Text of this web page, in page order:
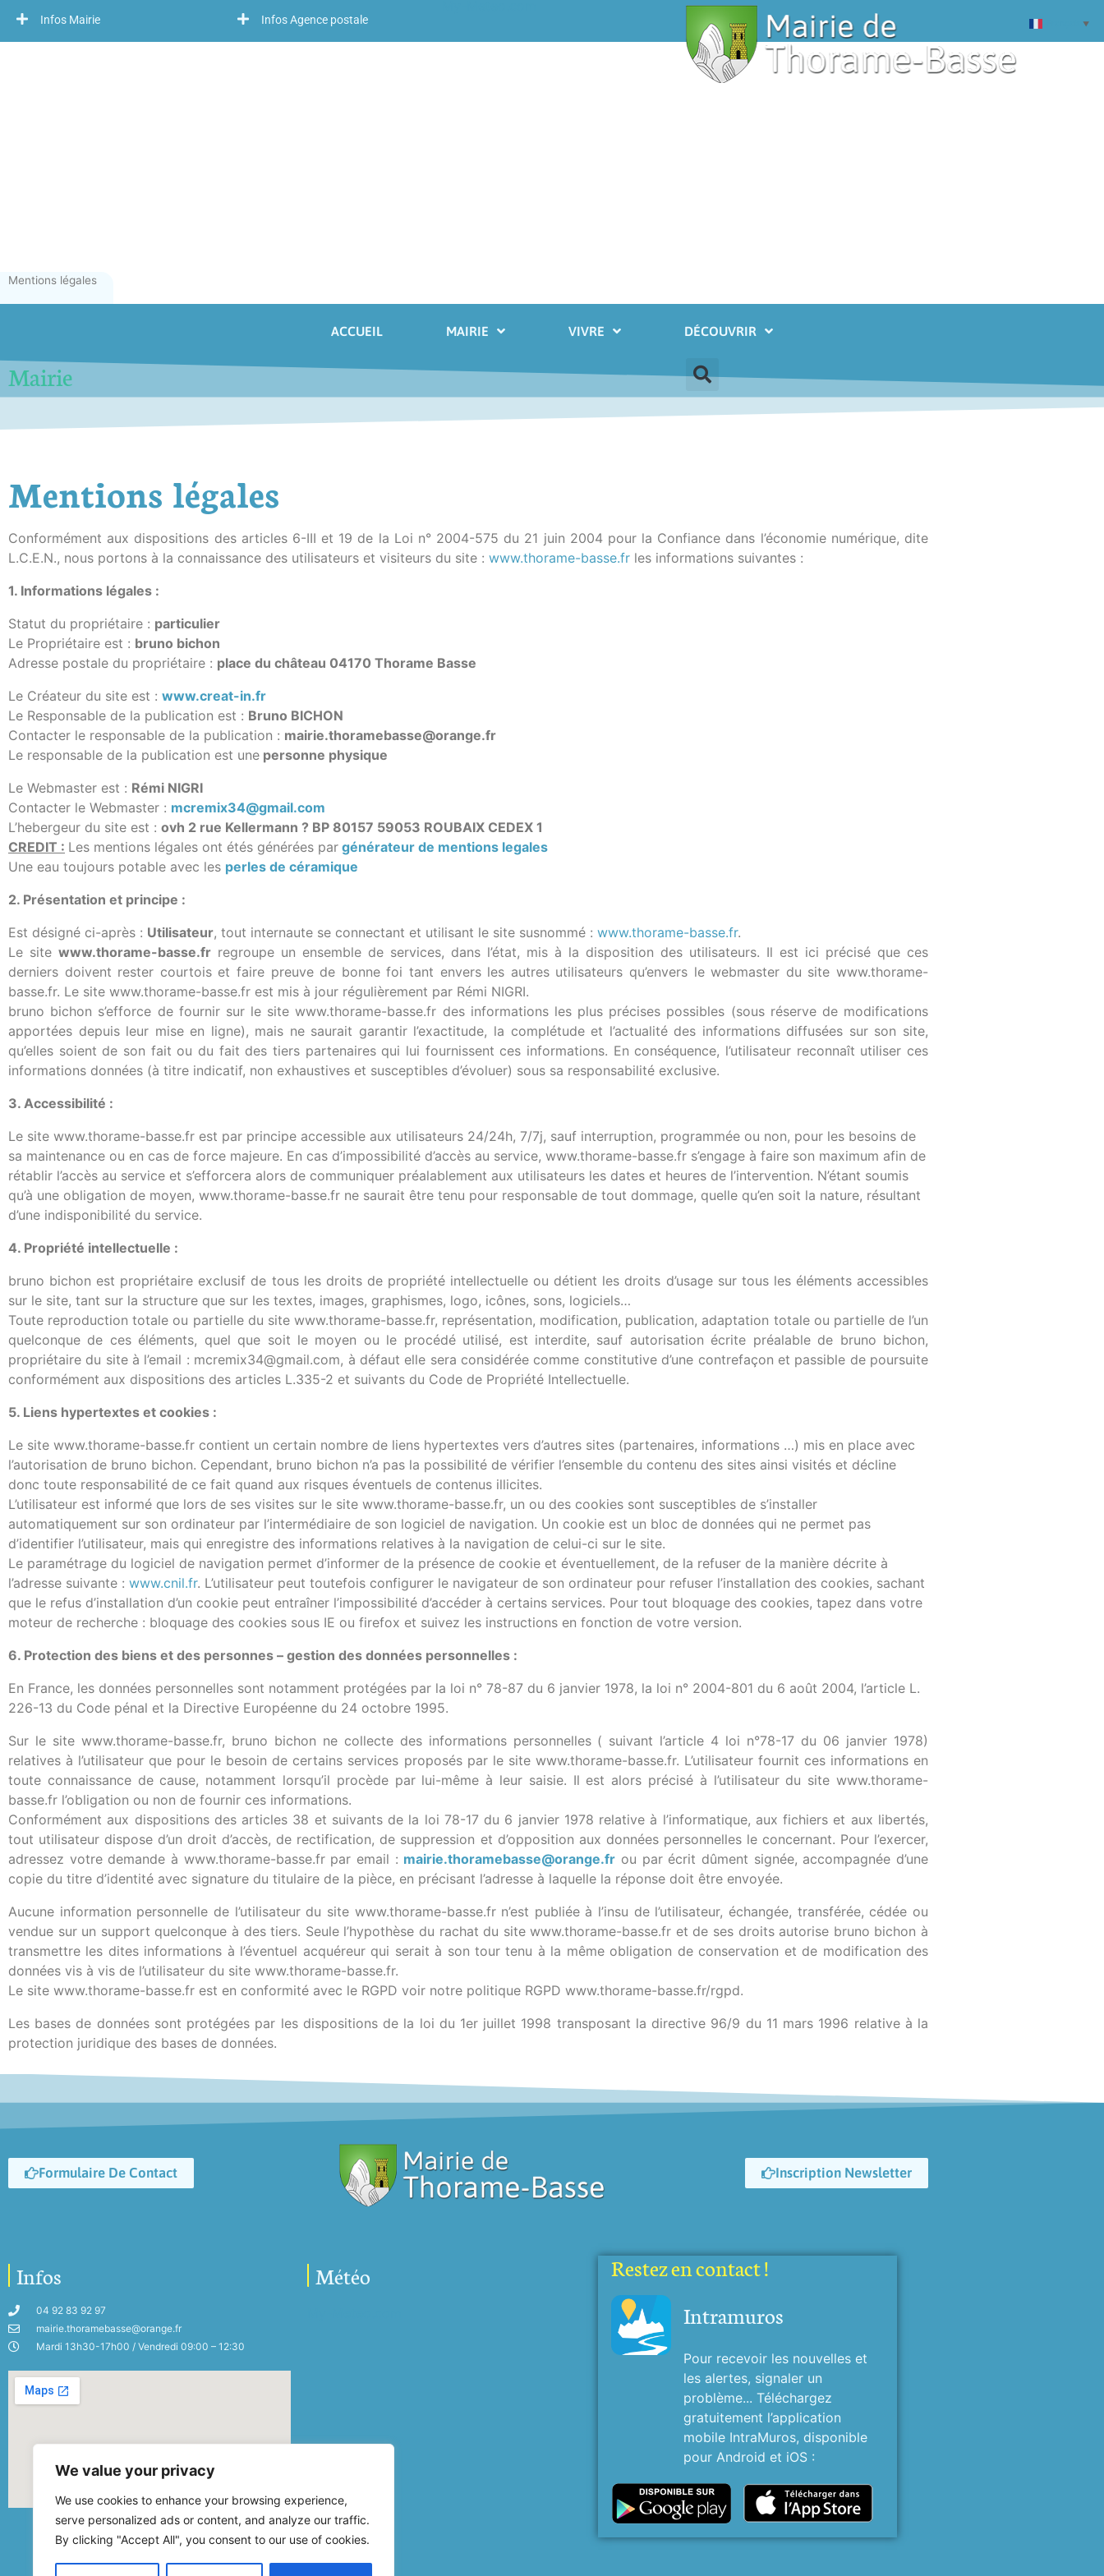
We value your privacy
We use cookies to enhance your browsing experience,
serve personalized ads or content, and analyze our traffic.
By clicking "Accept All", you consent to our use of cookies.
Infos Mairie Infos Agence postale
Mentions légales
ACCUEIL MAIRIE VIVRE DÉCOUVRIR
Mairie
Mentions légales
Conformément aux dispositions des articles 6-III et 19 de la Loi n° 2004-575 du 21 juin 2004 pour la Confiance dans l’économie numérique, dite
L.C.E.N., nous portons à la connaissance des utilisateurs et visiteurs du site : www.thorame-basse.fr les informations suivantes :
1. Informations légales :
Statut du propriétaire : particulier
Le Propriétaire est : bruno bichon
Adresse postale du propriétaire : place du château 04170 Thorame Basse
Le Créateur du site est : www.creat-in.fr
Le Responsable de la publication est : Bruno BICHON
Contacter le responsable de la publication : mairie.thoramebasse@orange.fr
Le responsable de la publication est une personne physique
Le Webmaster est : Rémi NIGRI
Contacter le Webmaster : mcremix34@gmail.com
L’hebergeur du site est : ovh 2 rue Kellermann ? BP 80157 59053 ROUBAIX CEDEX 1
CREDIT : Les mentions légales ont étés générées par générateur de mentions legales
Une eau toujours potable avec les perles de céramique
2. Présentation et principe :
Est désigné ci-après : Utilisateur, tout internaute se connectant et utilisant le site susnommé : www.thorame-basse.fr.
Le site www.thorame-basse.fr regroupe un ensemble de services, dans l’état, mis à la disposition des utilisateurs. Il est ici précisé que ces
derniers doivent rester courtois et faire preuve de bonne foi tant envers les autres utilisateurs qu’envers le webmaster du site www.thorame-
basse.fr. Le site www.thorame-basse.fr est mis à jour régulièrement par Rémi NIGRI.
bruno bichon s’efforce de fournir sur le site www.thorame-basse.fr des informations les plus précises possibles (sous réserve de modifications
apportées depuis leur mise en ligne), mais ne saurait garantir l’exactitude, la complétude et l’actualité des informations diffusées sur son site,
qu’elles soient de son fait ou du fait des tiers partenaires qui lui fournissent ces informations. En conséquence, l’utilisateur reconnaît utiliser ces
informations données (à titre indicatif, non exhaustives et susceptibles d’évoluer) sous sa responsabilité exclusive.
3. Accessibilité :
Le site www.thorame-basse.fr est par principe accessible aux utilisateurs 24/24h, 7/7j, sauf interruption, programmée ou non, pour les besoins de
sa maintenance ou en cas de force majeure. En cas d’impossibilité d’accès au service, www.thorame-basse.fr s’engage à faire son maximum afin de
rétablir l’accès au service et s’efforcera alors de communiquer préalablement aux utilisateurs les dates et heures de l’intervention. N’étant soumis
qu’à une obligation de moyen, www.thorame-basse.fr ne saurait être tenu pour responsable de tout dommage, quelle qu’en soit la nature, résultant
d’une indisponibilité du service.
4. Propriété intellectuelle :
bruno bichon est propriétaire exclusif de tous les droits de propriété intellectuelle ou détient les droits d’usage sur tous les éléments accessibles
sur le site, tant sur la structure que sur les textes, images, graphismes, logo, icônes, sons, logiciels…
Toute reproduction totale ou partielle du site www.thorame-basse.fr, représentation, modification, publication, adaptation totale ou partielle de l’un
quelconque de ces éléments, quel que soit le moyen ou le procédé utilisé, est interdite, sauf autorisation écrite préalable de bruno bichon,
propriétaire du site à l’email : mcremix34@gmail.com, à défaut elle sera considérée comme constitutive d’une contrefaçon et passible de poursuite
conformément aux dispositions des articles L.335-2 et suivants du Code de Propriété Intellectuelle.
5. Liens hypertextes et cookies :
Le site www.thorame-basse.fr contient un certain nombre de liens hypertextes vers d’autres sites (partenaires, informations …) mis en place avec
l’autorisation de bruno bichon. Cependant, bruno bichon n’a pas la possibilité de vérifier l’ensemble du contenu des sites ainsi visités et décline
donc toute responsabilité de ce fait quand aux risques éventuels de contenus illicites.
L’utilisateur est informé que lors de ses visites sur le site www.thorame-basse.fr, un ou des cookies sont susceptibles de s’installer
automatiquement sur son ordinateur par l’intermédiaire de son logiciel de navigation. Un cookie est un bloc de données qui ne permet pas
d’identifier l’utilisateur, mais qui enregistre des informations relatives à la navigation de celui-ci sur le site.
Le paramétrage du logiciel de navigation permet d’informer de la présence de cookie et éventuellement, de la refuser de la manière décrite à
l’adresse suivante : www.cnil.fr. L’utilisateur peut toutefois configurer le navigateur de son ordinateur pour refuser l’installation des cookies, sachant
que le refus d’installation d’un cookie peut entraîner l’impossibilité d’accéder à certains services. Pour tout bloquage des cookies, tapez dans votre
moteur de recherche : bloquage des cookies sous IE ou firefox et suivez les instructions en fonction de votre version.
6. Protection des biens et des personnes – gestion des données personnelles :
En France, les données personnelles sont notamment protégées par la loi n° 78-87 du 6 janvier 1978, la loi n° 2004-801 du 6 août 2004, l’article L.
226-13 du Code pénal et la Directive Européenne du 24 octobre 1995.
Sur le site www.thorame-basse.fr, bruno bichon ne collecte des informations personnelles ( suivant l’article 4 loi n°78-17 du 06 janvier 1978)
relatives à l’utilisateur que pour le besoin de certains services proposés par le site www.thorame-basse.fr. L’utilisateur fournit ces informations en
toute connaissance de cause, notamment lorsqu’il procède par lui-même à leur saisie. Il est alors précisé à l’utilisateur du site www.thorame-
basse.fr l’obligation ou non de fournir ces informations.
Conformément aux dispositions des articles 38 et suivants de la loi 78-17 du 6 janvier 1978 relative à l’informatique, aux fichiers et aux libertés,
tout utilisateur dispose d’un droit d’accès, de rectification, de suppression et d’opposition aux données personnelles le concernant. Pour l’exercer,
adressez votre demande à www.thorame-basse.fr par email : mairie.thoramebasse@orange.fr ou par écrit dûment signée, accompagnée d’une
copie du titre d’identité avec signature du titulaire de la pièce, en précisant l’adresse à laquelle la réponse doit être envoyée.
Aucune information personnelle de l’utilisateur du site www.thorame-basse.fr n’est publiée à l’insu de l’utilisateur, échangée, transférée, cédée ou
vendue sur un support quelconque à des tiers. Seule l’hypothèse du rachat du site www.thorame-basse.fr et de ses droits autorise bruno bichon à
transmettre les dites informations à l’éventuel acquéreur qui serait à son tour tenu à la même obligation de conservation et de modification des
données vis à vis de l’utilisateur du site www.thorame-basse.fr.
Le site www.thorame-basse.fr est en conformité avec le RGPD voir notre politique RGPD www.thorame-basse.fr/rgpd.
Les bases de données sont protégées par les dispositions de la loi du 1er juillet 1998 transposant la directive 96/9 du 11 mars 1996 relative à la
protection juridique des bases de données.
Formulaire De Contact Inscription Newsletter
Infos
04 92 83 92 97
mairie.thoramebasse@orange.fr
Mardi 13h30-17h00 / Vendredi 09:00 – 12:30
Météo
Restez en contact !
Intramuros
Pour recevoir les nouvelles et
les alertes, signaler un
problème... Téléchargez
gratuitement l’application
mobile IntraMuros, disponible
pour Android et iOS :
▼